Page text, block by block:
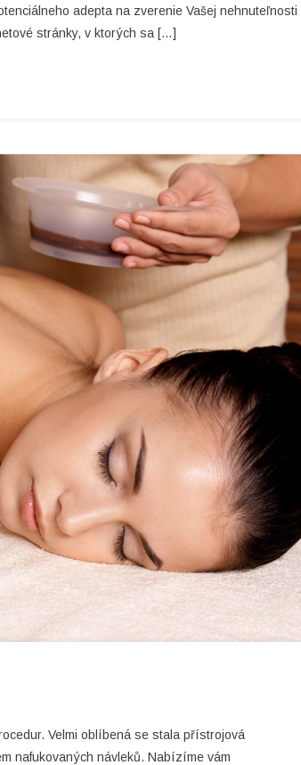
adepta na zverenie Vašej nehnuteľnosti
stránky, v ktorých sa […]
Velmi oblíbená se stala přístrojová
nafukovaných návleků. Nabízíme vám